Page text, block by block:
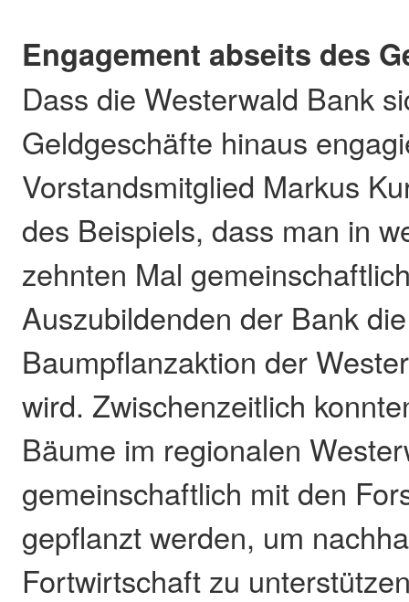
Engagement abseits des
Dass die Westerwald Bank
Geldgeschäfte hinaus
Vorstandsmitglied Markus
des Beispiels, dass man in
zehnten Mal
Auszubildenden der Bank die
Baumpflanzaktion der
wird. Zwischenzeitlich
Bäume im regionalen
gemeinschaftlich mit den
gepflanzt werden, um
Fortwirtschaft zu